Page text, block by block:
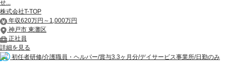
せ...
株式会社T-TOP
年収620万円～1,000万円
神戸市 東灘区
正社員
詳細を見る
初任者研修/介護職員・ヘルパー/賞与3.3ヶ月分/デイサービス事業所/日勤のみ